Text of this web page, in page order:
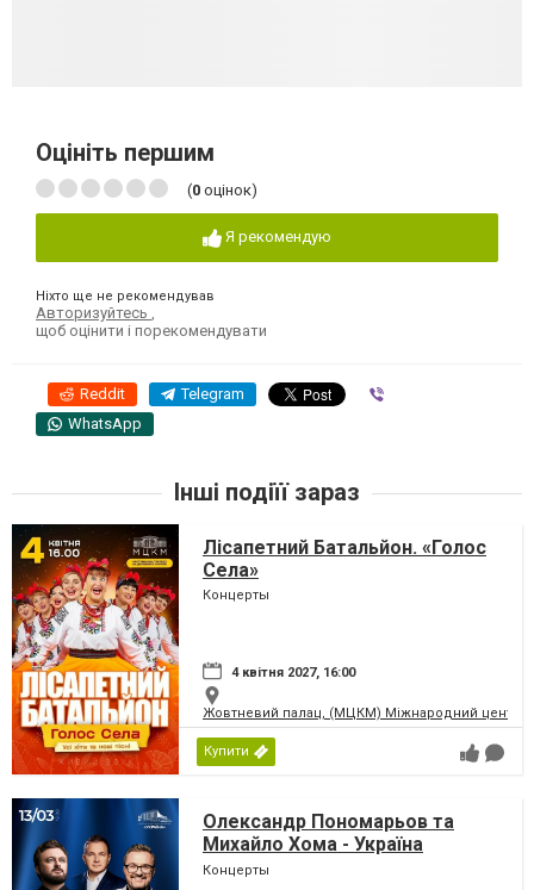
Оцініть першим
(0 оцінок)
Я рекомендую
Ніхто ще не рекомендував
Авторизуйтесь
щоб оцінити і порекомендувати
Reddit Telegram
WhatsApp
Інші подіїї зараз
Лісапетний Батальйон. «Голос
Села»
Концерты
4 квітня 2027, 16:00
Жовтневий палац, (МЦКМ) Міжнародний центр
Купити
Олександр Пономарьов та
Михайло Хома - Україна
Переможе!
Концерты